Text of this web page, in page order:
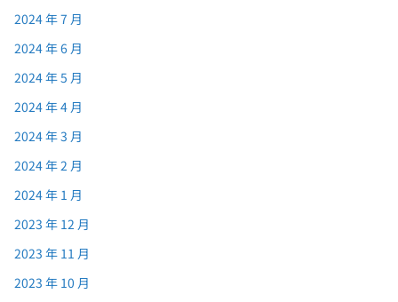
2024 年 7 月
2024 年 6 月
2024 年 5 月
2024 年 4 月
2024 年 3 月
2024 年 2 月
2024 年 1 月
2023 年 12 月
2023 年 11 月
2023 年 10 月